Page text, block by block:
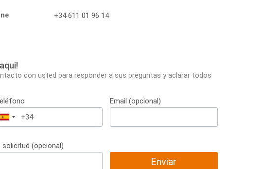
+34 611 01 96 14
con usted para responder a sus preguntas y aclarar todos
España
+34
Email (opcional)
solicitud (opcional)
Enviar